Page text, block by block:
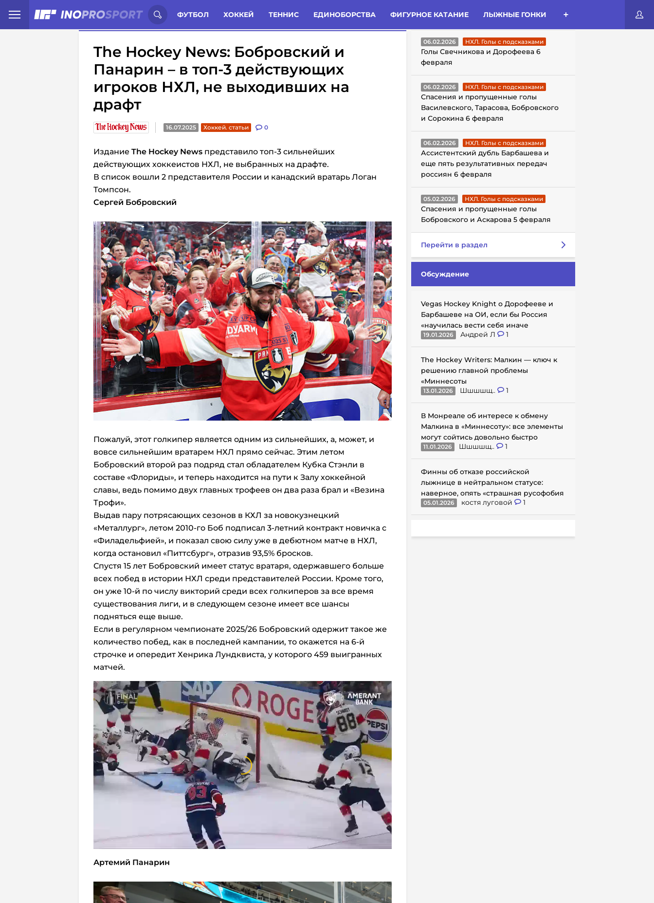
ФУТБОЛ ХОККЕЙ ТЕННИС ЕДИНОБОРСТВА ФИГУРНОЕ КАТАНИЕ ЛЫЖНЫЕ ГОНКИ
Иностранцы о спорте России: Статьи Комменты Новости
The Hockey News: Бобровский и
Панарин – в топ-3 действующих
игроков НХЛ, не выходивших на
драфт
16.07.2025 Хоккей. статьи 0
Издание The Hockey News представило топ-3 сильнейших
действующих хоккеистов НХЛ, не выбранных на драфте.
В список вошли 2 представителя России и канадский вратарь Логан
Томпсон.
Сергей Бобровский
Пожалуй, этот голкипер является одним из сильнейших, а, может, и
вовсе сильнейшим вратарем НХЛ прямо сейчас. Этим летом
Бобровский второй раз подряд стал обладателем Кубка Стэнли в
составе «Флориды», и теперь находится на пути к Залу хоккейной
славы, ведь помимо двух главных трофеев он два раза брал и «Везина
Трофи».
Выдав пару потрясающих сезонов в КХЛ за новокузнецкий
«Металлург», летом 2010-го Боб подписал 3-летний контракт новичка с
«Филадельфией», и показал свою силу уже в дебютном матче в НХЛ,
когда остановил «Питтсбург», отразив 93,5% бросков.
Спустя 15 лет Бобровский имеет статус вратаря, одержавшего больше
всех побед в истории НХЛ среди представителей России. Кроме того,
он уже 10-й по числу викторий среди всех голкиперов за все время
существования лиги, и в следующем сезоне имеет все шансы
подняться еще выше.
Если в регулярном чемпионате 2025/26 Бобровский одержит такое же
количество побед, как в последней кампании, то окажется на 6-й
строчке и опередит Хенрика Лундквиста, у которого 459 выигранных
матчей.
Артемий Панарин
ГОЛЫ С ПОДСКАЗКАМИ
06.02.2026 НХЛ. Голы с подсказками
Голы Свечникова и Дорофеева 6
февраля
06.02.2026 НХЛ. Голы с подсказками
Спасения и пропущенные голы
Василевского, Тарасова, Бобровского
и Сорокина 6 февраля
06.02.2026 НХЛ. Голы с подсказками
Ассистентский дубль Барбашева и
еще пять результативных передач
россиян 6 февраля
05.02.2026 НХЛ. Голы с подсказками
Спасения и пропущенные голы
Бобровского и Аскарова 5 февраля
Перейти в раздел
Обсуждение
Vegas Hockey Knight о Дорофееве и
Барбашеве на ОИ, если бы Россия
«научилась вести себя иначе
19.01.2026 Андрей Л 1
The Hockey Writers: Малкин — ключ к
решению главной проблемы
«Миннесоты
13.01.2026 Шшшшщ.. 1
В Монреале об интересе к обмену
Малкина в «Миннесоту»: все элементы
могут сойтись довольно быстро
11.01.2026 Шшшшщ.. 1
Финны об отказе российской
лыжнице в нейтральном статусе:
наверное, опять «страшная русофобия
05.01.2026 костя луговой 1